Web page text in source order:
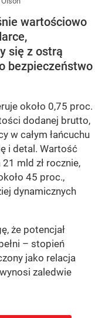
wartościowo
się z ostrą
bezpieczeństwo
około 0,75 proc.
dodanej brutto,
w całym łańcuchu
i detal. Wartość
mld zł rocznie,
45 proc.,
dynamicznych
że potencjał
– stopień
jako relacja
zaledwie